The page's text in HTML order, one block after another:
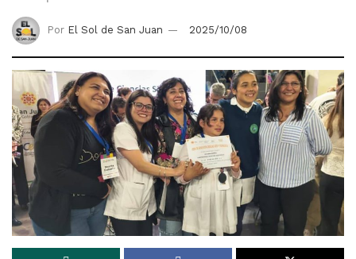
Por El Sol de San Juan 2025/10/08